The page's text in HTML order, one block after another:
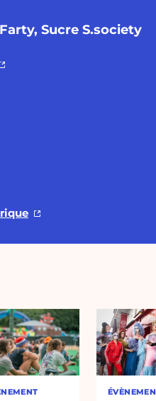
Sucre S.society